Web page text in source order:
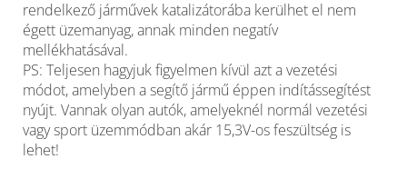
rendelkező járművek katalizátorába kerülhet el nem
égett üzemanyag, annak minden negatív
mellékhatásával.
PS: Teljesen hagyjuk figyelmen kívül azt a vezetési
módot, amelyben a segítő jármű éppen indítássegítést
nyújt. Vannak olyan autók, amelyeknél normál vezetési
vagy sport üzemmódban akár 15,3V-os feszültség is
lehet!